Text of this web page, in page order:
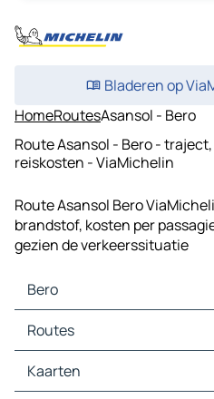
Bladeren op
HomeRoutesAsansol - Bero
Route Asansol - Bero -
reiskosten - ViaMichelin
Route Asansol Bero
brandstof, kosten per
gezien de verkeerssituatie
Bero
Bero Kaarten
Bero Verkeer
Bero Hotels
Bero Restaurants
Routes
Routes Bero - Ragunathpur
Routes Bero - Adra
Kaarten